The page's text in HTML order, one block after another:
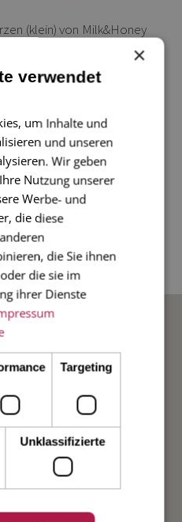
(klein) von Milk&Honey
Wohnzimmer oder im Bad.
als kleines Geschenk!
cm x 3 cm x 3 cm. Hand
Deutschland hergestellt.
Sie brennende Kerzen
beleuchtet, legen Sie
Oberfläche darunter.
auf max. 1 cm.
×
verwendet
um Inhalte und
und unseren
Wir geben
Nutzung unserer
Werbe- und
die diese
die Sie ihnen
die sie im
ihrer Dienste
Targeting
Unklassifizierte